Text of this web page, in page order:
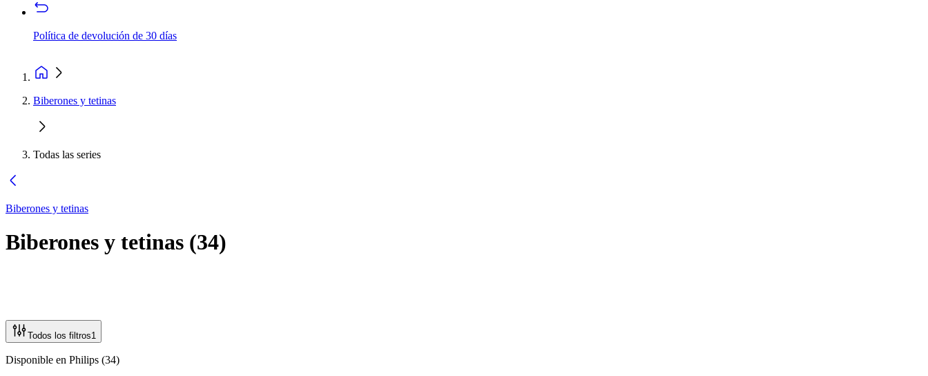
Política de devolución de 30 días
Biberones y tetinas
Todas las series
Biberones y tetinas
Biberones y tetinas (34)
Todos los filtros1
Disponible en Philips (34)